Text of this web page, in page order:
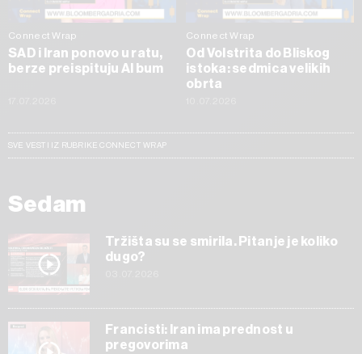
Connect Wrap
SAD i Iran ponovo u ratu,
berze preispituju AI bum
Connect Wrap
Od Volstrita do Bliskog
istoka: sedmica velikih
obrta
SVE VESTI IZ RUBRIKE CONNECT WRAP
Sedam
Tržišta su se smirila. Pitanje je koliko
dugo?
Francisti: Iran ima prednost u
pregovorima